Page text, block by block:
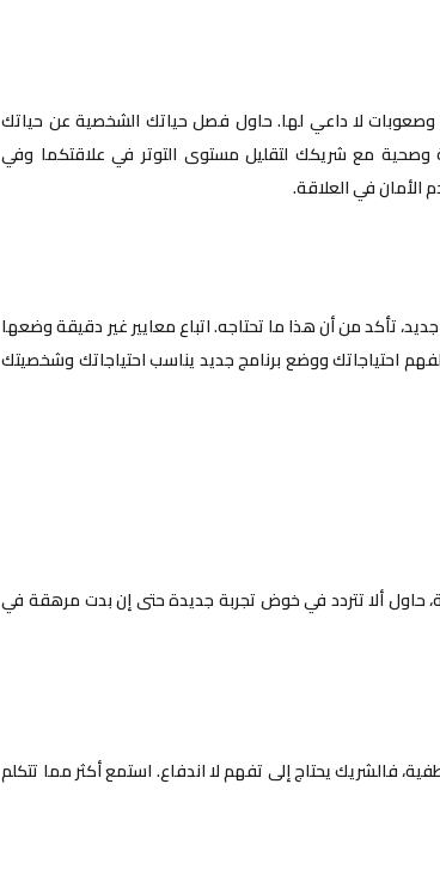
وصعوبات لا داعي لها. حاول فصل حياتك الشخصية عن حياتك
وصحية مع شريكك لتقليل مستوى التوتر في علاقتكما وفي
في العلاقة.
تأكد من أن هذا ما تحتاجه. اتباع معايير غير دقيقة وضعها
احتياجاتك ووضع برنامج جديد يناسب احتياجاتك وشخصيتك
حاول ألا تتردد في خوض تجربة جديدة حتى إن بدت مرهقة في
فالشريك يحتاج إلى تفهم لا اندفاع. استمع أكثر مما تتكلم